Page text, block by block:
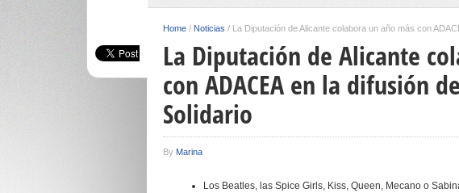
Home / Noticias / La Diputación de Alicante colabora un año más con
La Diputación de Alicante
con ADACEA en la difusión
Solidario
By Marina
Los Beatles, las Spice Girls, Kiss, Queen, Mecano o